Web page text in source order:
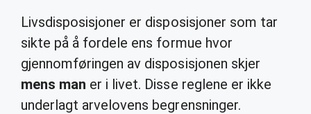
Livsdisposisjoner er disposisjoner som tar
sikte på å fordele ens formue hvor
gjennomføringen av disposisjonen skjer
mens man er i livet. Disse reglene er ikke
underlagt arvelovens begrensninger.